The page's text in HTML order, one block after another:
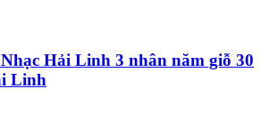
Hải Linh 3 nhân năm giỗ 30
Linh